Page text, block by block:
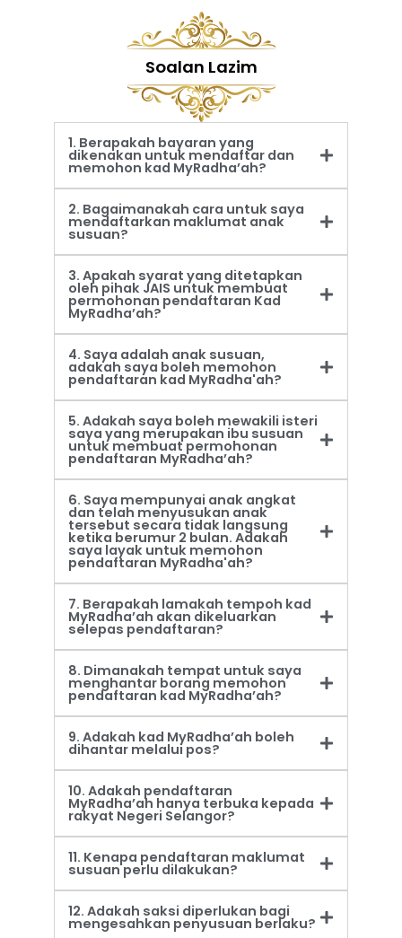
Soalan Lazim
1. Berapakah bayaran yang
dikenakan untuk mendaftar dan
memohon kad MyRadha’ah?
2. Bagaimanakah cara untuk saya
mendaftarkan maklumat anak
susuan?
3. Apakah syarat yang ditetapkan
oleh pihak JAIS untuk membuat
permohonan pendaftaran Kad
MyRadha’ah?
4. Saya adalah anak susuan,
adakah saya boleh memohon
pendaftaran kad MyRadha'ah?
5. Adakah saya boleh mewakili isteri
saya yang merupakan ibu susuan
untuk membuat permohonan
pendaftaran MyRadha’ah?
6. Saya mempunyai anak angkat
dan telah menyusukan anak
tersebut secara tidak langsung
ketika berumur 2 bulan. Adakah
saya layak untuk memohon
pendaftaran MyRadha'ah?
7. Berapakah lamakah tempoh kad
MyRadha’ah akan dikeluarkan
selepas pendaftaran?
8. Dimanakah tempat untuk saya
menghantar borang memohon
pendaftaran kad MyRadha’ah?
9. Adakah kad MyRadha’ah boleh
dihantar melalui pos?
10. Adakah pendaftaran
MyRadha’ah hanya terbuka kepada
rakyat Negeri Selangor?
11. Kenapa pendaftaran maklumat
susuan perlu dilakukan?
12. Adakah saksi diperlukan bagi
mengesahkan penyusuan berlaku?